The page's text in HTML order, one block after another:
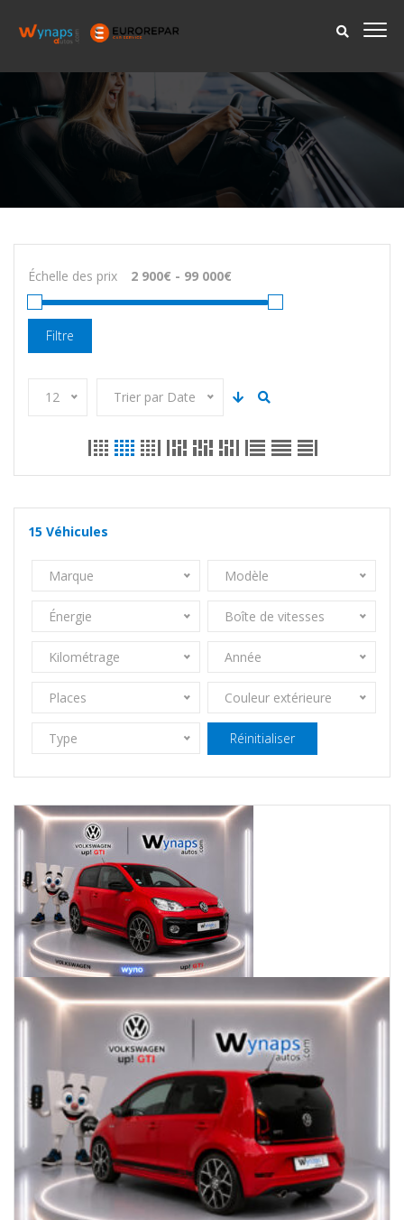
Échelle des prix
Filtre
12 Trier par Date
15 Véhicules
Marque Modèle
Énergie Boîte de vitesses
Kilométrage Année
Places Couleur extérieure
Type Réinitialiser